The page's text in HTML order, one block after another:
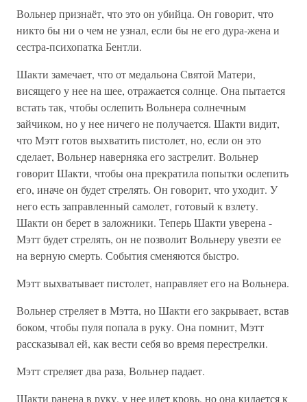
Вольнер признаёт, что это он убийца. Он говорит, что
никто бы ни о чем не узнал, если бы не его дура-жена и
сестра-психопатка Бентли.
Шакти замечает, что от медальона Святой Матери,
висящего у нее на шее, отражается солнце. Она пытается
встать так, чтобы ослепить Вольнера солнечным
зайчиком, но у нее ничего не получается. Шакти видит,
что Мэтт готов выхватить пистолет, но, если он это
сделает, Вольнер наверняка его застрелит. Вольнер
говорит Шакти, чтобы она прекратила попытки ослепить
его, иначе он будет стрелять. Он говорит, что уходит. У
него есть заправленный самолет, готовый к взлету.
Шакти он берет в заложники. Теперь Шакти уверена -
Мэтт будет стрелять, он не позволит Вольнеру увезти ее
на верную смерть. События сменяются быстро.
Мэтт выхватывает пистолет, направляет его на Вольнера.
Вольнер стреляет в Мэтта, но Шакти его закрывает, встав
боком, чтобы пуля попала в руку. Она помнит, Мэтт
рассказывал ей, как вести себя во время перестрелки.
Мэтт стреляет два раза, Вольнер падает.
Шакти ранена в руку, у нее идет кровь, но она кидается к